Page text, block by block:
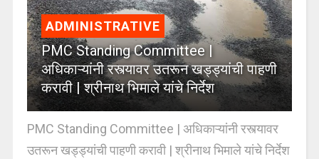
ADMINISTRATIVE
PMC Standing Committee |
अधिकाऱ्यांनी रस्त्यावर उतरून खड्ड्यांची पाहणी
करावी | श्रीनाथ भिमाले यांचे निर्देश
PMC Standing Committee | अधिकाऱ्यांनी रस्त्यावर
उतरून खड्ड्यांची पाहणी करावी | श्रीनाथ भिमाले यांचे निर्देश